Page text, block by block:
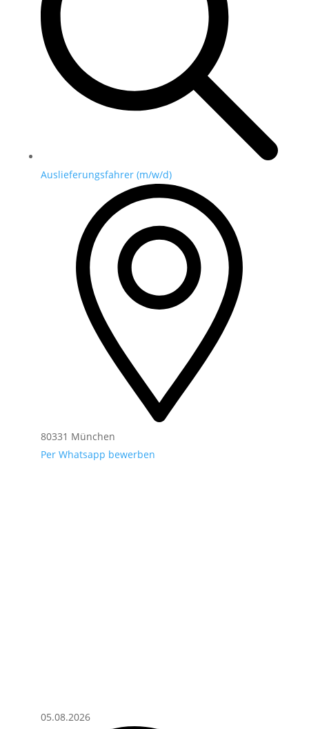
Auslieferungsfahrer (m/w/d)
80331 München
Per Whatsapp bewerben
05.08.2026